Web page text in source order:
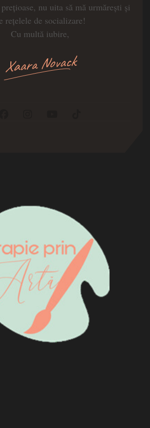
nu uita să mă urmărești și
rețelele de socializare!
Cu multă iubire,
Xaara Novack